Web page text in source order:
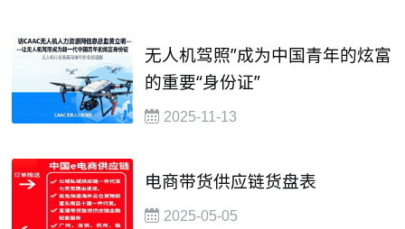
无人机驾照”成为中国青年的炫富
的重要“身份证”
2025-11-13
电商带货供应链货盘表
2025-05-05